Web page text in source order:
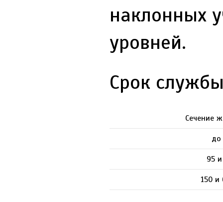
наклонных
уровней.
Срок
Сечение
до
95
150 и